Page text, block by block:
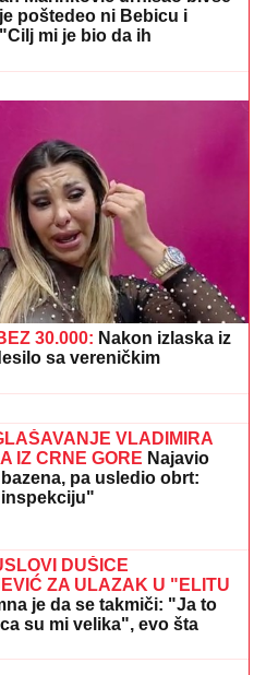
U AVION, A ŠTA NE?
trebalo da zna pre polaska
BUDALA, ASMIN
Marinković urnisao bivše
mi je bio da ih
VLADE DIVAC SA
CRNOJ GORIAna u
kupaćem, sportista
hlad: Evo kako se provode